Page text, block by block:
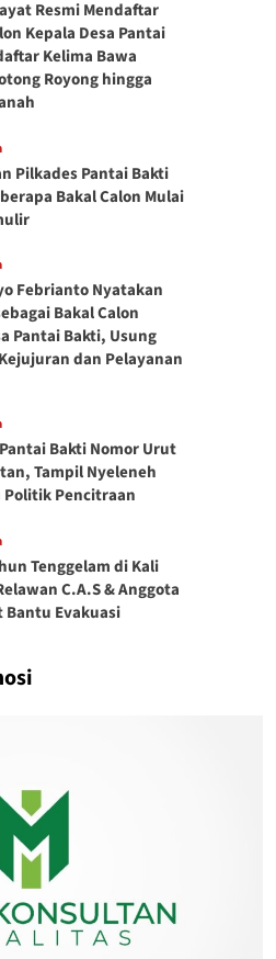
Resmi Mendaftar
Kepala Desa Pantai
Kelima Bawa
Royong hingga
Pilkades Pantai Bakti
Bakal Calon Mulai
Febrianto Nyatakan
Bakal Calon
Pantai Bakti, Usung
dan Pelayanan
Bakti Nomor Urut
Tampil Nyeleneh
Politik Pencitraan
Tenggelam di Kali
C.A.S & Anggota
Bantu Evakuasi